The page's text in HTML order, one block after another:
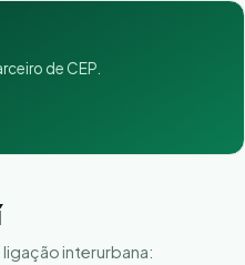
de CEP.
interurbana: